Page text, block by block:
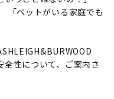
「ペットがいる家庭でも
全性について、ご案内さ